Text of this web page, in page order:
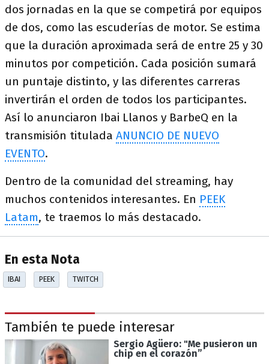
dos jornadas en la que se competirá por equipos
de dos, como las escuderías de motor. Se estima
que la duración aproximada será de entre 25 y 30
minutos por competición. Cada posición sumará
un puntaje distinto, y las diferentes carreras
invertirán el orden de todos los participantes.
Así lo anunciaron Ibai Llanos y BarbeQ en la
transmisión titulada ANUNCIO DE NUEVO
EVENTO.
Dentro de la comunidad del streaming, hay
muchos contenidos interesantes. En PEEK
Latam, te traemos lo más destacado.
En esta Nota
IBAI PEEK TWITCH
También te puede interesar
Sergio Agüero: "Me pusieron un
chip en el corazón”